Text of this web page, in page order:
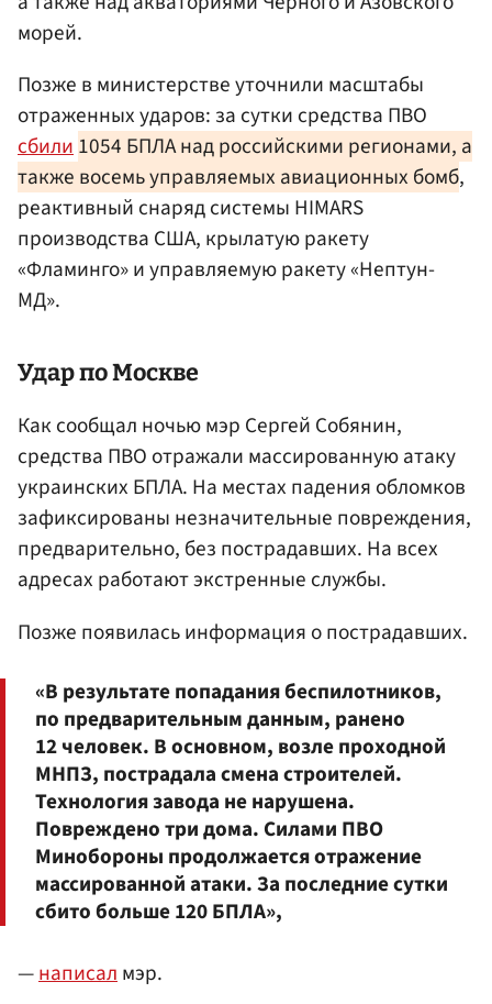
морей.
Позже в министерстве уточнили масштабы
отраженных ударов: за сутки средства ПВО
сбили1054 БПЛА над российскими регионами, а
также восемь управляемых авиационных бомб,
реактивный снаряд системы HIMARS
производства США, крылатую ракету
«Фламинго» и управляемую ракету «Нептун-
МД».
Удар по Москве
Как сообщал ночью мэр Сергей Собянин,
средства ПВО отражали массированную атаку
украинских БПЛА. На местах падения обломков
зафиксированы незначительные повреждения,
предварительно, без пострадавших. На всех
адресах работают экстренные службы.
Позже появилась информация о пострадавших.
«В результате попадания беспилотников,
по предварительным данным, ранено
12 человек. В основном, возле проходной
МНПЗ, пострадала смена строителей.
Технология завода не нарушена.
Повреждено три дома. Силами ПВО
Минобороны продолжается отражение
массированной атаки. За последние сутки
сбито больше 120 БПЛА»,
—написалмэр.